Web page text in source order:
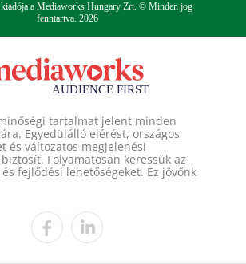
a Mediaworks Hungary Zrt. © Minden jog
fenntartva. 2026
tartalmat jelent minden
Egyedülálló elérést, országos
és változatos megjelenési
Folyamatosan keressük az
fejlődési lehetőségeket. Ez jövőnk